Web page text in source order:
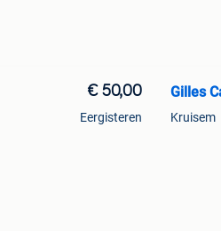
€ 50,00
Eergisteren
Gilles
Kruisem